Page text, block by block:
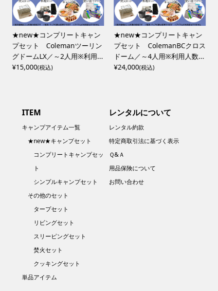
★new★コンプリートキャン
プセット Colemanツーリン
グドームLX／～2人用※利用...
¥15,000(税込)
★new★コンプリートキャン
プセット ColemanBCクロス
ドーム／～4人用※利用人数...
¥24,000(税込)
ITEM
キャンプアイテム一覧
★new★キャンプセット
コンプリートキャンプセッ
ト
シンプルキャンプセット
その他のセット
タープセット
リビングセット
スリーピングセット
焚火セット
クッキングセット
単品アイテム
レンタルについて
レンタル約款
特定商取引法に基づく表示
Ｑ&Ａ
用品保険について
お問い合わせ